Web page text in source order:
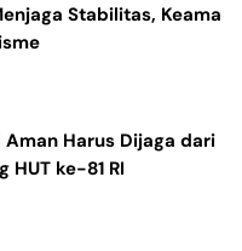
Stabilitas, Keama
Harus Dijaga dari
HUT ke-81 RI